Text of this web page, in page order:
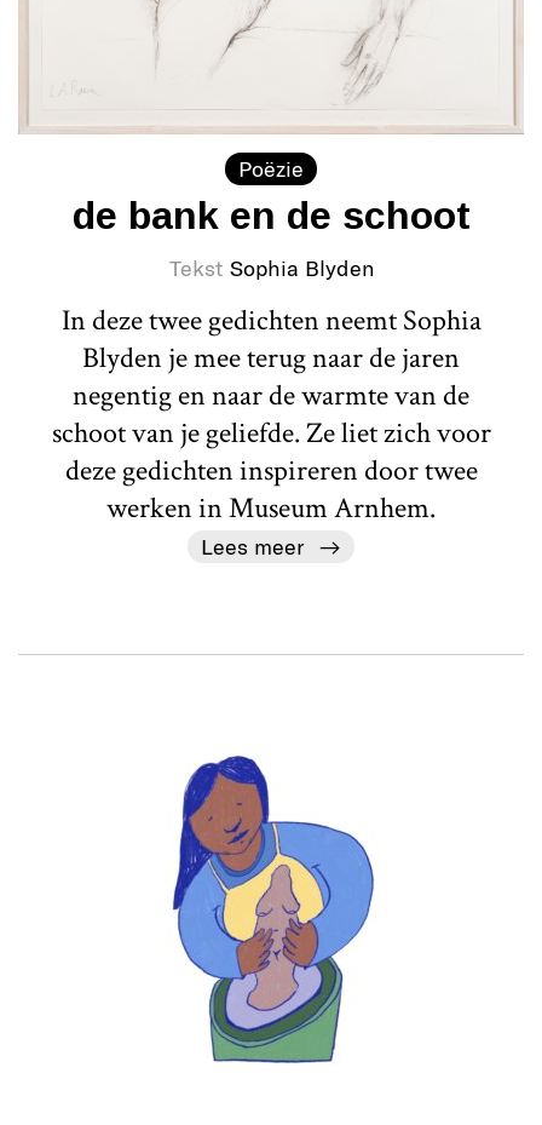
Poëzie
de bank en de schoot
Tekst Sophia Blyden
In deze twee gedichten neemt Sophia
Blyden je mee terug naar de jaren
negentig en naar de warmte van de
schoot van je geliefde. Ze liet zich voor
deze gedichten inspireren door twee
werken in Museum Arnhem.
Lees meer